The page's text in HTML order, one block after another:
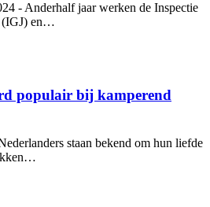
- Anderhalf jaar werken de Inspectie
(IGJ) en…
populair bij kamperend
staan bekend om hun liefde